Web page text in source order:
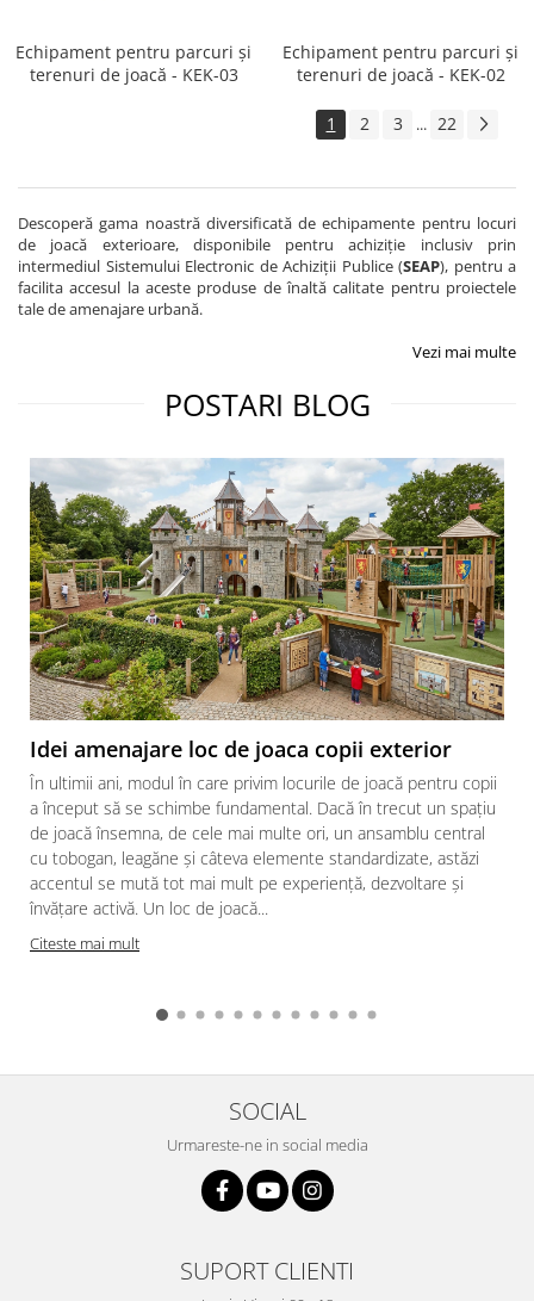
Echipament pentru parcuri și
terenuri de joacă - KEK-03
Echipament pentru parcuri și
terenuri de joacă - KEK-02
1 2 3 ... 22
Descoperă gama noastră diversificată de echipamente pentru locuri
de joacă exterioare, disponibile pentru achiziție inclusiv prin
intermediul Sistemului Electronic de Achiziții Publice (SEAP), pentru a
facilita accesul la aceste produse de înaltă calitate pentru proiectele
tale de amenajare urbană.
Vezi mai multe
POSTARI BLOG
Idei amenajare loc de joaca copii exterior
În ultimii ani, modul în care privim locurile de joacă pentru copii
a început să se schimbe fundamental. Dacă în trecut un spațiu
de joacă însemna, de cele mai multe ori, un ansamblu central
cu tobogan, leagăne și câteva elemente standardizate, astăzi
accentul se mută tot mai mult pe experiență, dezvoltare și
învățare activă. Un loc de joacă...
Citeste mai mult
SOCIAL
Urmareste-ne in social media
SUPORT CLIENTI